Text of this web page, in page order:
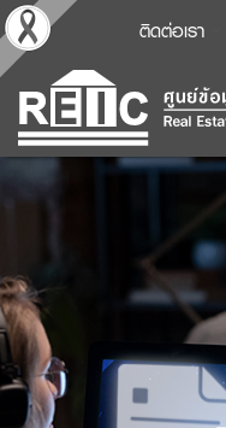
ติดต่อเรา